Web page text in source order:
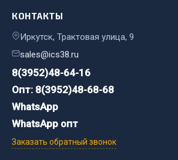
Показать ещё
Весь раздел
Запчасти Урал
Двигатель
Мост задний
КОНТАКТЫ
Иркутск, Трактовая улица, 9
sales@ics38.ru
8(3952)48-64-16
Опт: 8(3952)48-68-68
WhatsApp
WhatsApp опт
Заказать обратный звонок